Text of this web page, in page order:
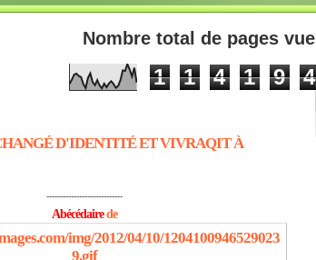
Nombre total de pages
1 1 4 1 9 4
D'IDENTITÉ ET VIVRAQIT À
----------------------------
Abécédairede